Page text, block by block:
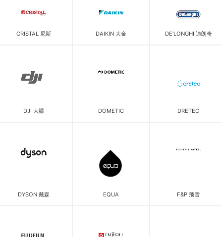
CRISTAL 尼斯 DAIKIN 大金 DE'LONGHI 迪朗奇
DJI 大疆 DOMETIC DRETEC
DYSON 戴森 EQUA F&P 飛雪